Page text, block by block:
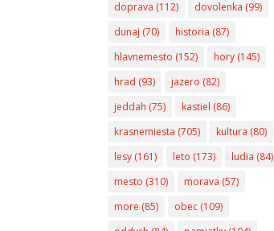
doprava (112) dovolenka (99)
dunaj (70) historia (87)
hlavnemesto (152) hory (145)
hrad (93) jazero (82)
jeddah (75) kastiel (86)
krasnemiesta (705) kultura (80)
lesy (161) leto (173) ludia (84)
mesto (310) morava (57)
more (85) obec (109)